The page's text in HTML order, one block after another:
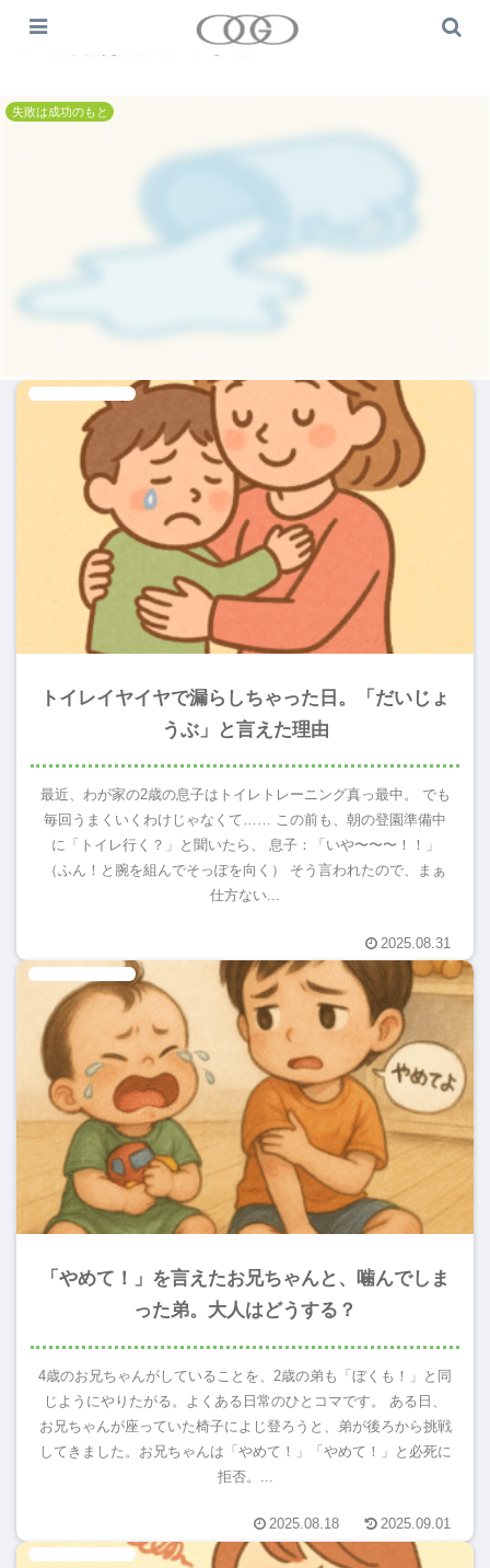
失敗は成功のもと
失敗は成功のもと
トイレイヤイヤで漏らしちゃった日。「だいじょ
うぶ」と言えた理由
最近、わが家の2歳の息子はトイレトレーニング真っ最中。 でも
毎回うまくいくわけじゃなくて…… この前も、朝の登園準備中
に「トイレ行く？」と聞いたら、 息子：「いや〜〜〜！！」
（ふん！と腕を組んでそっぽを向く） そう言われたので、まぁ
仕方ない...
2025.08.31
「やめて！」を言えたお兄ちゃんと、噛んでしま
った弟。大人はどうする？
4歳のお兄ちゃんがしていることを、2歳の弟も「ぼくも！」と同
じようにやりたがる。よくある日常のひとコマです。 ある日、
お兄ちゃんが座っていた椅子によじ登ろうと、弟が後ろから挑戦
してきました。お兄ちゃんは「やめて！」「やめて！」と必死に
拒否。...
2025.08.18 2025.09.01